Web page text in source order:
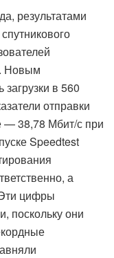
результатами
Новым
в 560
отправки
— 38,78 Мбит/с при
Speedtest
а
цифры
поскольку они